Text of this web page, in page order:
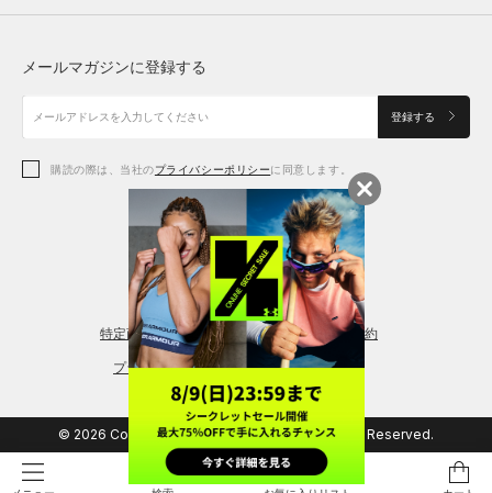
アクセサリー
アクセサリー
シューズ
アクセサリー
レギンス＆タイツ
シューズ
メールマガジンに登録する
登録する
購読の際は、当社のプライバシーポリシーに同意します。
特定商取引法に基づく通販の表記 会員規約
プライバシーポリシー
© 2026 Copyright DOME Corporation. All Rights Reserved.